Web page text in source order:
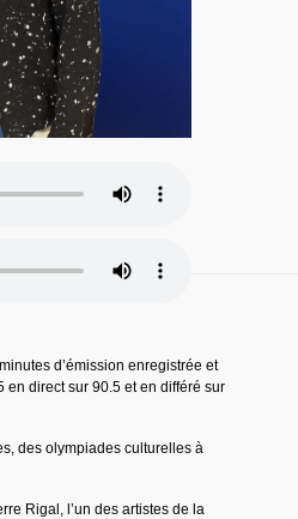
d’émission enregistrée et
direct sur 90.5 et en différé sur
des olympiades culturelles à
Rigal, l’un des artistes de la